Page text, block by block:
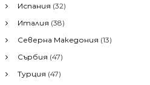
Испания (32)
Италия (38)
Северна Македония (13)
Сърбия (47)
Турция (47)